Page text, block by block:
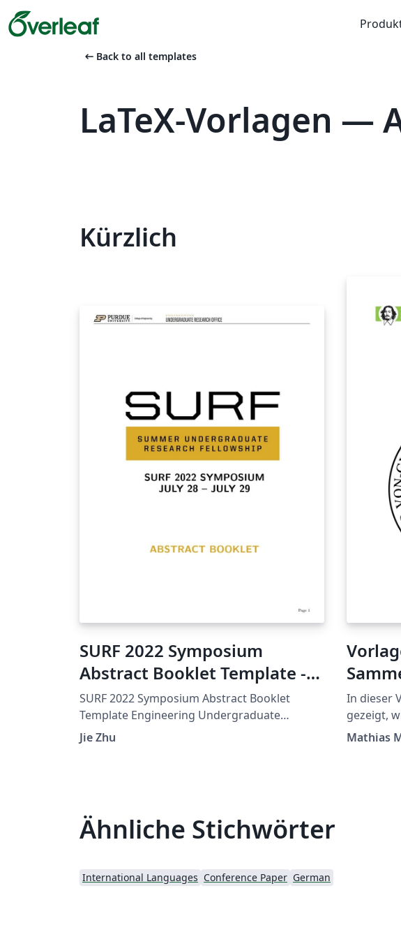
arrow_left_alt Back to all templates
LaTeX-Vorlagen —
Kürzlich
SURF 2022 Symposium
Abstract Booklet Template -
shared
SURF 2022 Symposium Abstract Booklet
Template Engineering Undergraduate
Research Office Purdue University July 13,
2022
Jie Zhu
In dieser
gezeigt,
oder
Mathias
Ähnliche Stichwörter
International Languages Conference Paper German